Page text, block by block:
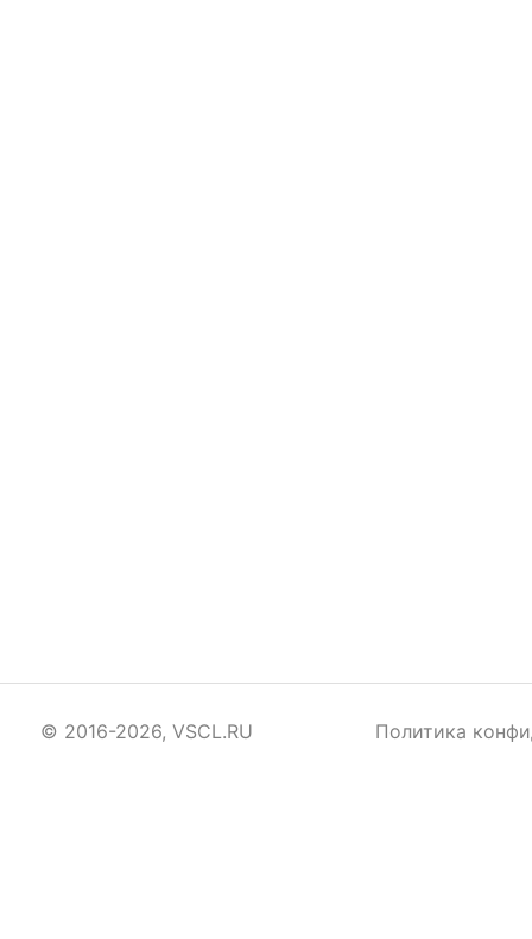
© 2016-2026, VSCL.RU Политика